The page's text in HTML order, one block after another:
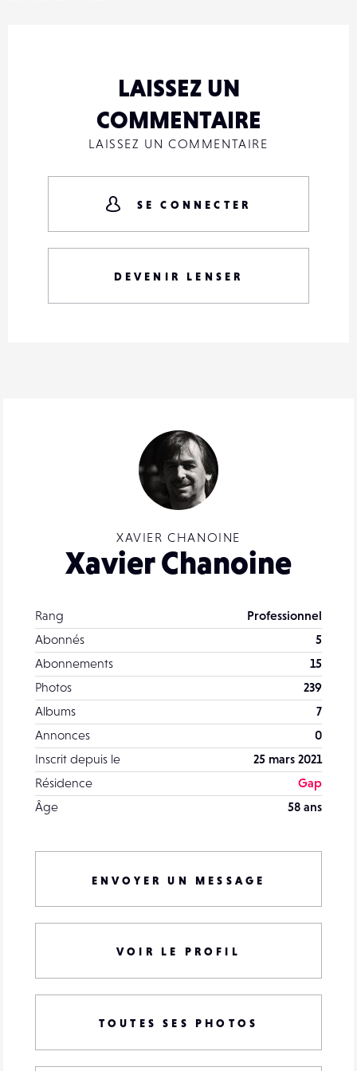
XAVIER CHANOINE
Xavier Chanoine
Rang
Professionnel
Abonnés
5
Abonnements
15
Photos
239
Albums
7
Annonces
0
Inscrit depuis le
25 mars 2021
Résidence
Gap
Âge
58 ans
ENVOYER UN MESSAGE
VOIR LE PROFIL
TOUTES SES PHOTOS
LAISSEZ UN
COMMENTAIRE
LAISSEZ UN COMMENTAIRE
SE CONNECTER
DEVENIR LENSER